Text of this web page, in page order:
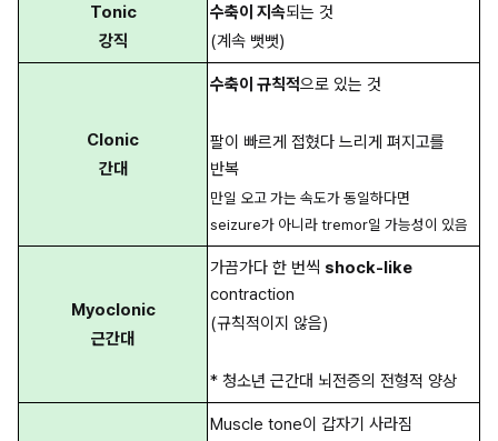
Tonic
강직
수축이 지속되는 것
(계속 뻣뻣)
Clonic
간대
수축이 규칙적으로 있는 것
팔이 빠르게 접혔다 느리게 펴지고를
반복
만일 오고 가는 속도가 동일하다면
seizure가 아니라 tremor일 가능성이 있음
Myoclonic
근간대
가끔가다 한 번씩
contraction
(규칙적이지 않음)
* 청소년 근간대 뇌전증의 전형적 양상
Muscle tone이 갑자기 사라짐